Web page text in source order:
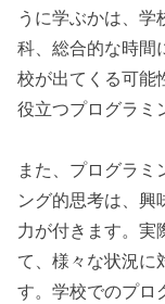
うに学ぶかは、学
科、総合的な時間
校が出てくる可能
役立つプログラミ
また、プログラミ
ング的思考は、興
力が付きます。実
て、様々な状況に
す。学校でのプロ